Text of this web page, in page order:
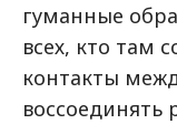
гуманные
всех, кто там
контакты
воссоединять